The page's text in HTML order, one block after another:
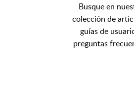
Busque en
colección de
guías de
preguntas